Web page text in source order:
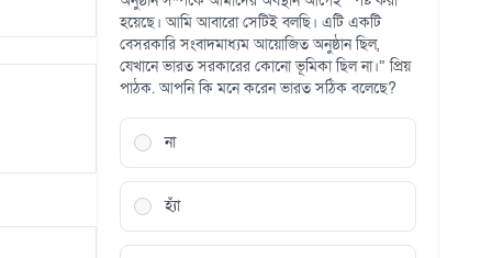
হয়েছে। আমি আবারো সেটিই বলছি। এটি একটি
বেসরকারি সংবাদমাধ্যম আয়োজিত অনুষ্ঠান ছিল,
যেখানে ভারত সরকারের কোনো ভূমিকা ছিল না।” প্রিয়
পাঠক. আপনি কি মনে করেন ভারত সঠিক বলেছে?
না
হ্যাঁ